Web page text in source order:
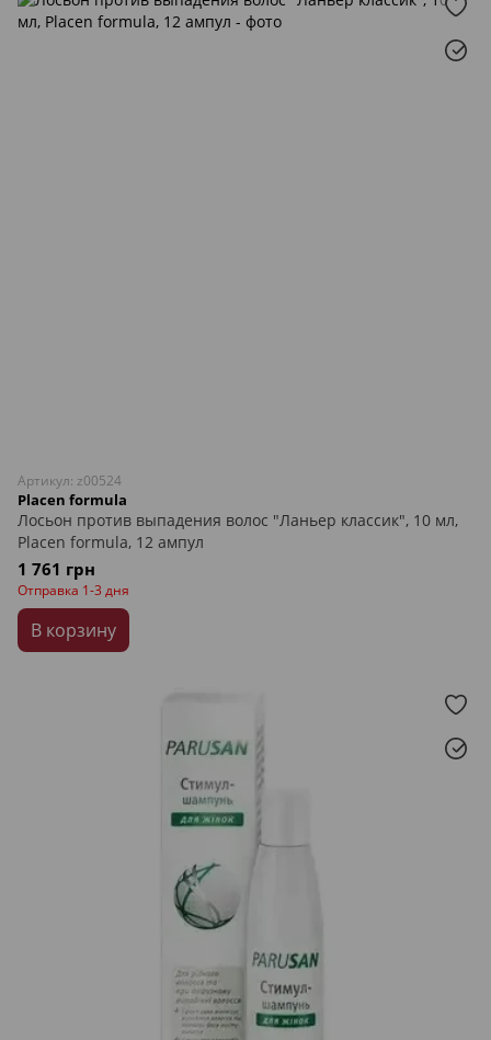
Артикул: z00524
Placen formula
Лосьон против выпадения волос "Ланьер классик", 10 мл,
Placen formula, 12 ампул
1 761 грн
Отправка 1-3 дня
В корзину